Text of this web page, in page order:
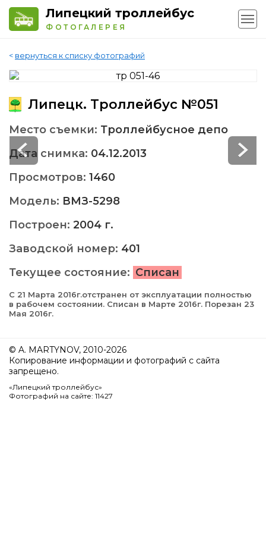
Липецкий троллейбус
ФОТОГАЛЕРЕЯ
< вернуться к списку фотографий
Липецк. Троллейбус №051
Место съемки: Троллейбусное депо
Дата снимка: 04.12.2013
Просмотров: 1460
Модель: ВМЗ-5298
Построен: 2004 г.
Заводской номер: 401
Текущее состояние: Списан
С 21 Марта 2016г.отстранен от эксплуатации полностью
в рабочем состоянии. Списан в Марте 2016г. Порезан 23
Мая 2016г.
© A. MARTYNOV, 2010-2026
Копирование информации и фотографий с сайта
запрещено.
«Липецкий троллейбус»
Фотографий на сайте: 11427